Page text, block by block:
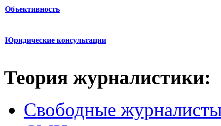
Объективность
Юридические консультации
Теория журналистики:
Свободные